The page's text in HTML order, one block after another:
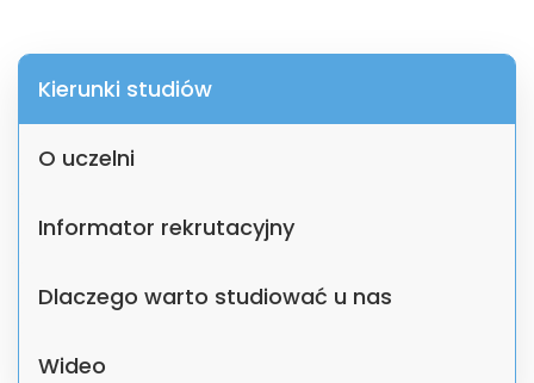
Kierunki studiów
O uczelni
Informator rekrutacyjny
Dlaczego warto studiować u nas
Wideo